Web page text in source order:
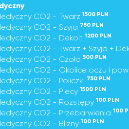
CO2 - Twarz 1500 PLN
CO2 - Szyja 750 PLN
CO2 - Dekolt 1200 PLN
CO2 - Twarz + Szyja +
CO2 - Czoło 500 PLN
CO2 - Okolice oczu i
CO2 - Policzki 750 PLN
CO2 - Plecy 1500 PLN
CO2 - Rozstępy 100 PLN
CO2 - Przebarwienia 100
CO2 - Blizny 100 PLN